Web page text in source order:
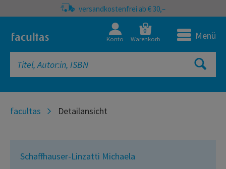
versandkostenfrei ab € 30,–
Konto
0
Warenkorb Menü
facultas Detailansicht
Schaffhauser-Linzatti Michaela